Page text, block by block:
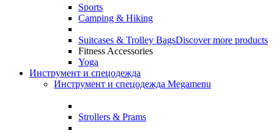
Sports
Camping & Hiking
Suitcases & Trolley BagsDiscover more products
Fitness Accessories
Yoga
Инструмент и спецодежда
Инструмент и спецодежда Megamenu
Strollers & Prams